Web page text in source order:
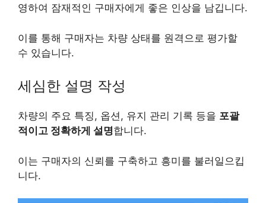
영하여 잠재적인 구매자에게 좋은 인상을 남깁니다.
이를 통해 구매자는 차량 상태를 원격으로 평가할
수 있습니다.
세심한 설명 작성
차량의 주요 특징, 옵션, 유지 관리 기록 등을 포괄
적이고 정확하게 설명합니다.
이는 구매자의 신뢰를 구축하고 흥미를 불러일으킵
니다.